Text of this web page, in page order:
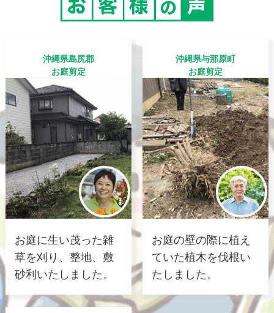
沖縄県島尻郡
お庭剪定
お庭に生い茂った雑
草を刈り、整地、敷
砂利いたしました。
沖縄県与那原町
お庭剪定
お庭の壁の際に植え
ていた植木を伐根い
たしました。